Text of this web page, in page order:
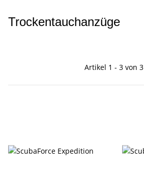
Trockentauchanzüge
Artikel 1 - 3 von 3